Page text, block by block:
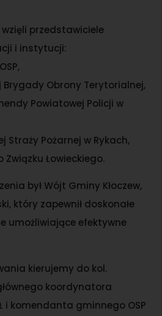
przedstawiciele
i instytucji:
Brygady Obrony Terytorialnej,
Powiatowej Policji w
Straży Pożarnej w Rykach,
Związku Łowieckiego.
był Wójt Gminy Kłoczew,
który zapewnił doskonałe
umożliwiające efektywne
kierujemy do kol.
koordynatora
i komendanta gminnego OSP